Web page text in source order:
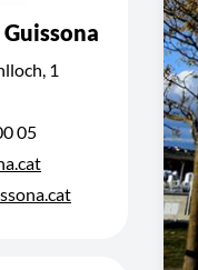
1
05